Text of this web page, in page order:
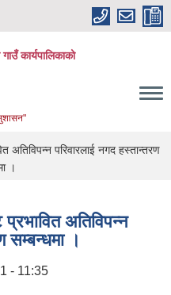
कार्यपालिकाको
अतिविपन्न परिवारलाई नगद हस्तान्तरण
।
अतिविपन्न
सम्बन्धमा ।
- 11:35